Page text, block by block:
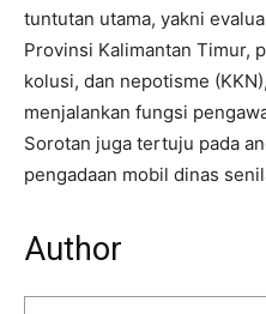
tuntutan utama, yakni
Provinsi Kalimantan Timur,
kolusi, dan nepotisme
menjalankan fungsi
Sorotan juga tertuju pada
pengadaan mobil dinas
Author